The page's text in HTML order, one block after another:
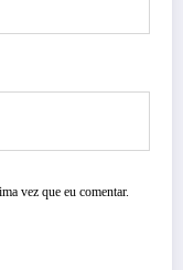
vez que eu comentar.